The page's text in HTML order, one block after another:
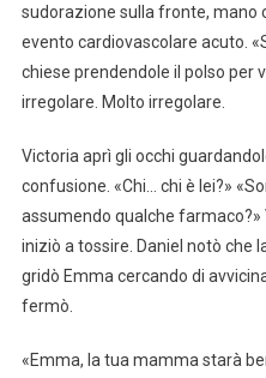
sudorazione sulla fronte, mano
evento cardiovascolare acuto.
chiese prendendole il polso per
irregolare. Molto irregolare.
Victoria aprì gli occhi
confusione. «Chi… chi è lei?»
assumendo qualche farmaco?»
iniziò a tossire. Daniel notò che
gridò Emma cercando di
fermò.
«Emma, la tua mamma starà